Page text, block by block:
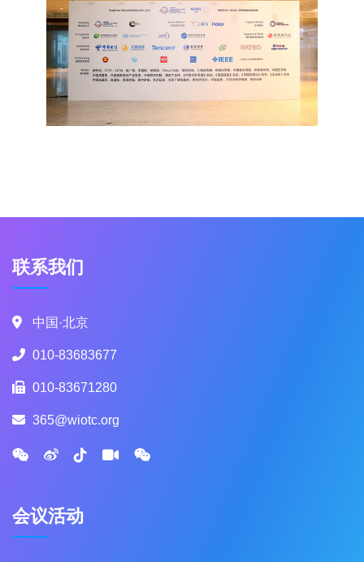
联系我们
中国·北京
010-83683677
010-83671280
365@wiotc.org
会议活动